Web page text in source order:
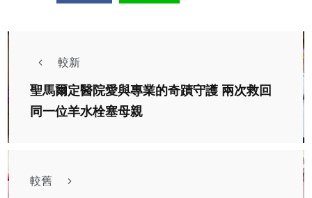
較新
聖馬爾定醫院愛與專業的奇蹟守護 兩次救回
同一位羊水栓塞母親
較舊